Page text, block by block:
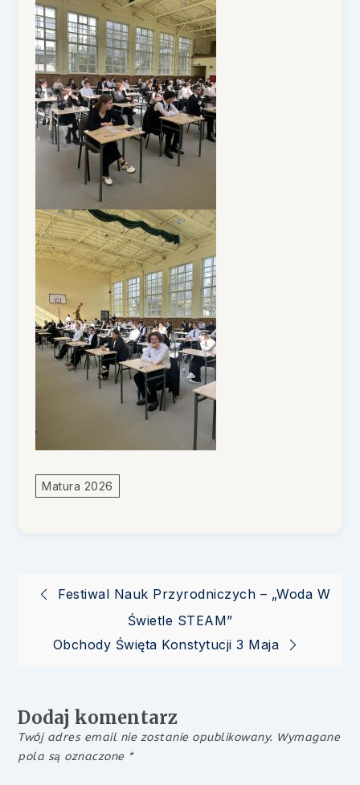
Matura 2026
Nawigacja
wpisu
Festiwal Nauk Przyrodniczych – „Woda W
Świetle STEAM”
Obchody Święta Konstytucji 3 Maja
Dodaj komentarz
Twój adres email nie zostanie opublikowany. Wymagane
pola są oznaczone *